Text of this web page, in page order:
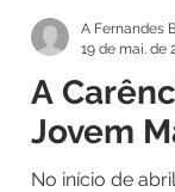
A
Jovem
No início de
A Fernandes
19 de mai. de